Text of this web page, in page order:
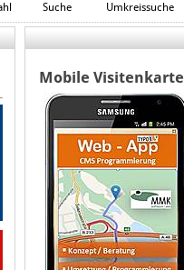
Suche Umkreissuche
Mobile Visitenkarte